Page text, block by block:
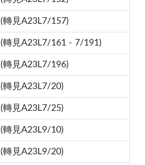
(轉見A23L7/157)
(轉見A23L7/161 - 7/191)
(轉見A23L7/196)
(轉見A23L7/20)
(轉見A23L7/25)
(轉見A23L9/10)
(轉見A23L9/20)